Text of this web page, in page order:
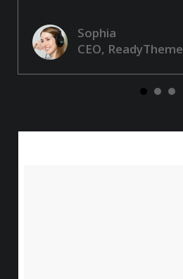
Sophia
CEO, ReadyTheme